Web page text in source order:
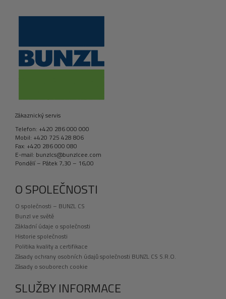
Zákaznický servis
Telefon: +420 286 000 000
Mobil: +420 725 428 806
Fax: +420 286 000 080
E-mail: bunzlcs@bunzlcee.com
Pondělí – Pátek 7,30 – 16,00
O SPOLEČNOSTI
O společnosti – BUNZL CS
Bunzl ve světě
Základní údaje o společnosti
Historie společnosti
Politika kvality a certifikace
Zásady ochrany osobních údajů společnosti BUNZL CS S.R.O.
Zásady o souborech cookie
SLUŽBY INFORMACE